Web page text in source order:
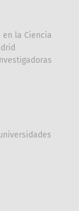
la Ciencia